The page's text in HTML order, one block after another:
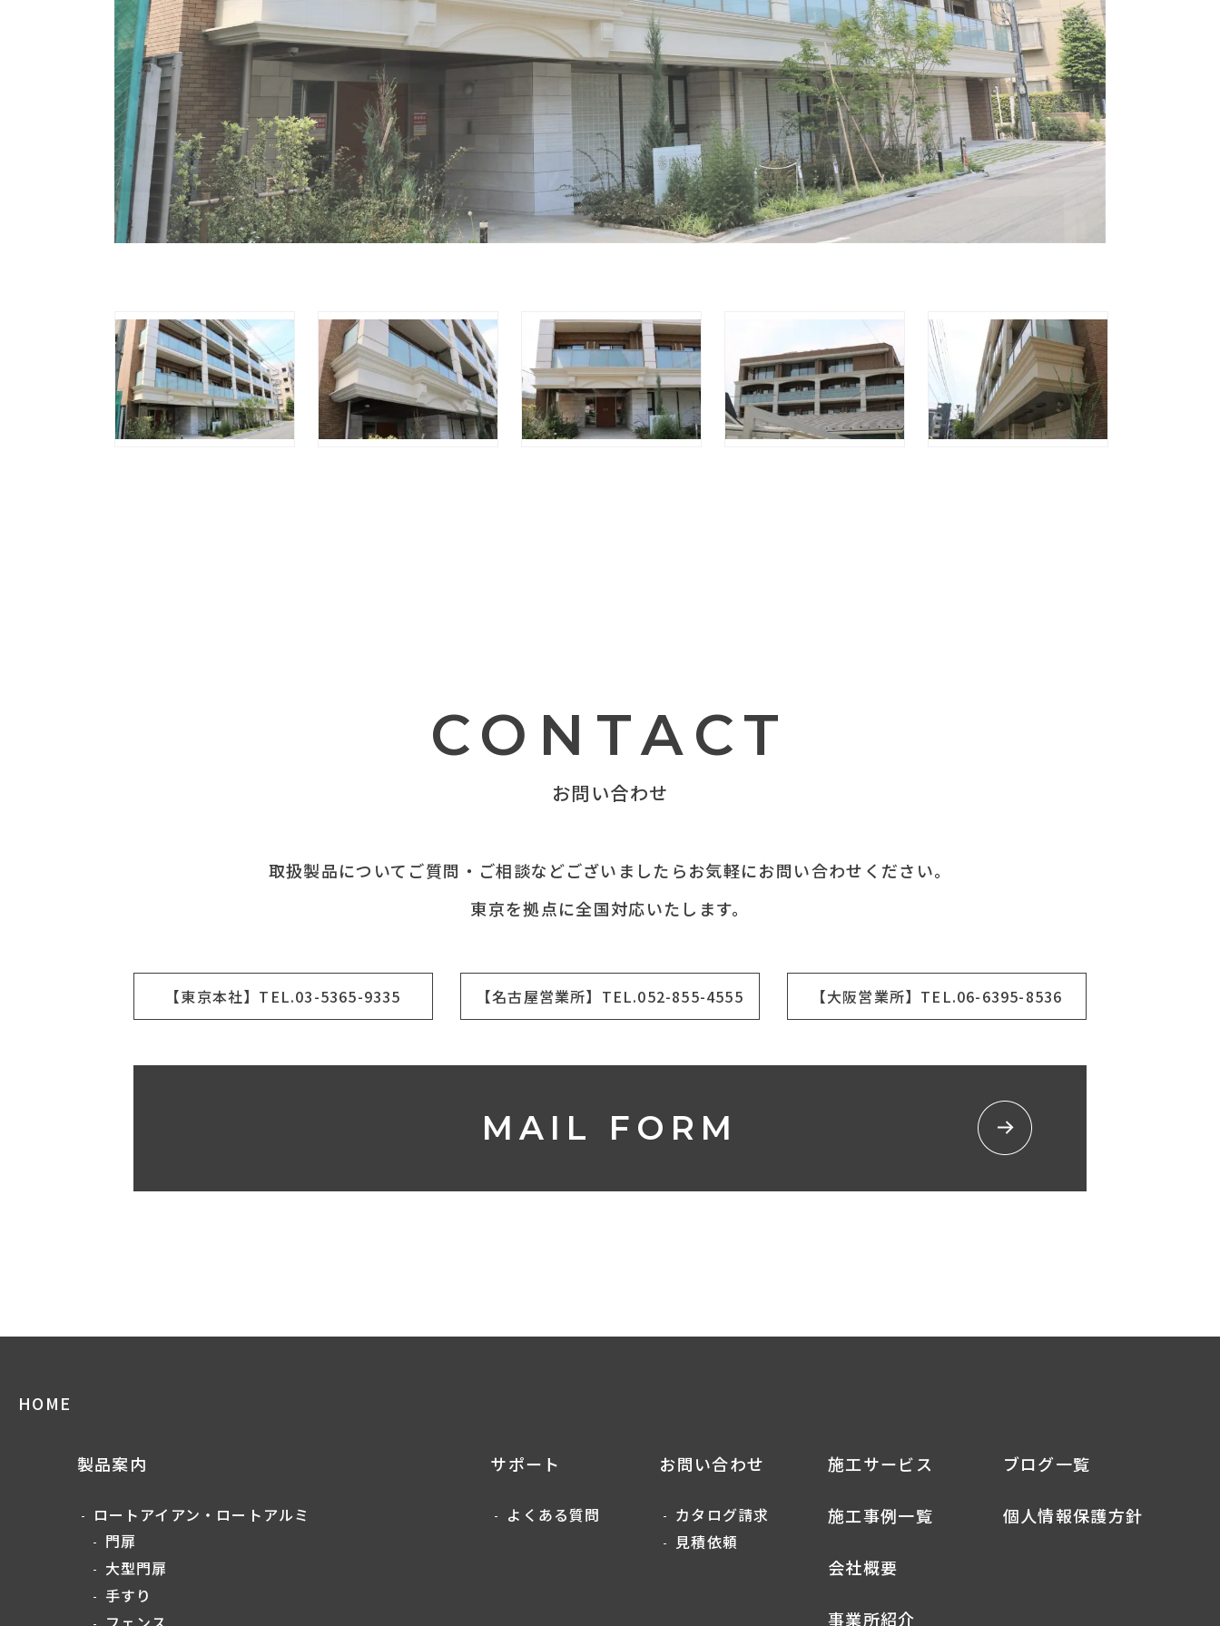
CONTACT
お問い合わせ
取扱製品についてご質問・ご相談などございましたらお気軽にお問い合わせください。
東京を拠点に全国対応いたします。
【東京本社】TEL.03-5365-9335 【名古屋営業所】TEL.052-855-4555 【大阪営業所】TEL.06-6395-8536
MAIL FORM
HOME
製品案内
ロートアイアン・ロートアルミ
門扉
大型門扉
手すり
サポート
よくある質問
お問い合わせ
カタログ請求
見積依頼
施工サービス
施工事例一覧
会社概要
事業所紹介
ブログ一覧
個人情報保護方針